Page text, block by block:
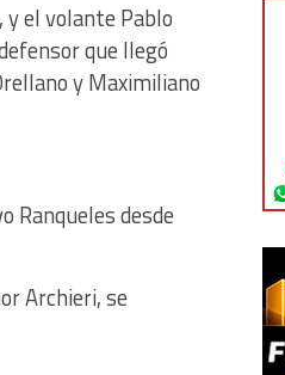
y el volante Pablo
que llegó
y Maximiliano
Ranqueles desde
Archieri, se